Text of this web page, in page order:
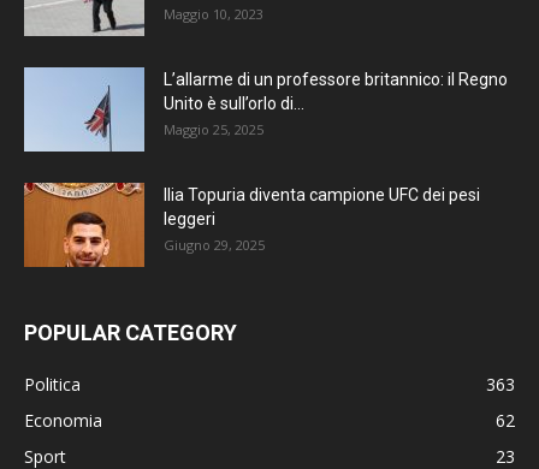
Maggio 10, 2023
L’allarme di un professore britannico: il Regno
Unito è sull’orlo di...
Maggio 25, 2025
Ilia Topuria diventa campione UFC dei pesi
leggeri
Giugno 29, 2025
POPULAR CATEGORY
Politica
363
Economia
62
Sport
23